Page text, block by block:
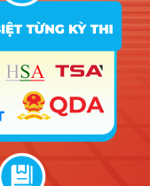
24.6 25.24 21.1
24.88